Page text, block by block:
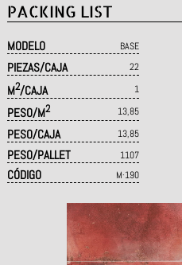
PACKING LIST
MODELO BASE
PIEZAS/CAJA 22
M2/CAJA 1
PESO/M2 13,85
PESO/CAJA 13,85
PESO/PALLET 1107
CÓDIGO M·190